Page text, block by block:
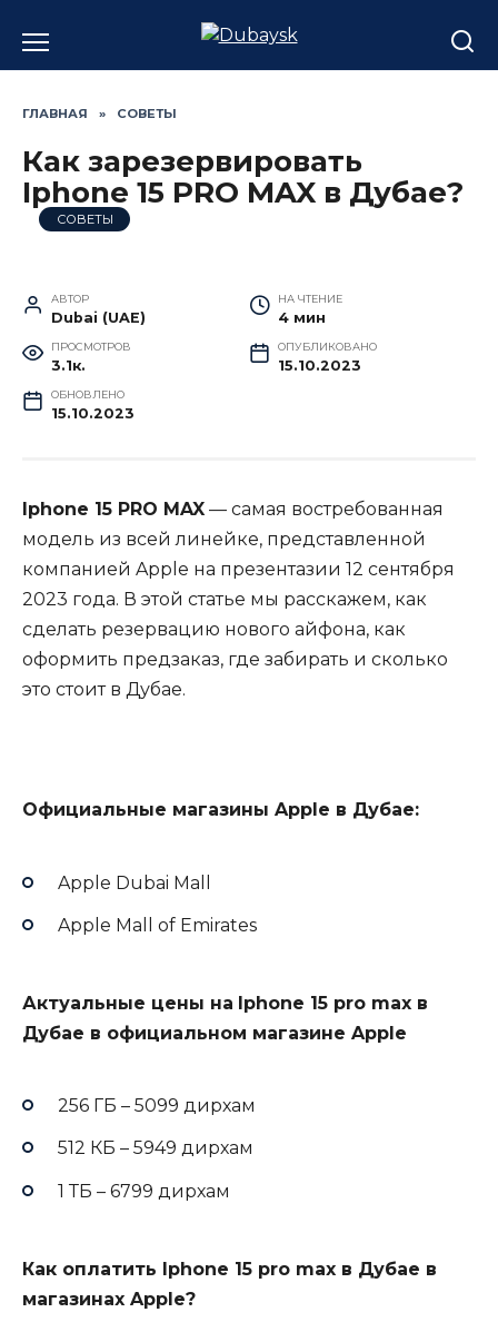
содержанию
ГЛАВНАЯ » СОВЕТЫ
Как зарезервировать
Iphone 15 PRO MAX в Дубае?
СОВЕТЫ
АВТОР
Dubai (UAE)
НА ЧТЕНИЕ
4 мин
ПРОСМОТРОВ
3.1к.
ОПУБЛИКОВАНО
15.10.2023
ОБНОВЛЕНО
15.10.2023
Iphone 15 PRO MAX — самая востребованная
модель из всей линейке, представленной
компанией Apple на презентазии 12 сентября
2023 года. В этой статье мы расскажем, как
сделать резервацию нового айфона, как
оформить предзаказ, где забирать и сколько
это стоит в Дубае.
Официальные магазины Apple в Дубае:
Apple Dubai Mall
Apple Mall of Emirates
Актуальные цены на Iphone 15 pro max в
Дубае в официальном магазине Apple
256 ГБ – 5099 дирхам
512 КБ – 5949 дирхам
1 ТБ – 6799 дирхам
Как оплатить Iphone 15 pro max в Дубае в
магазинах Apple?